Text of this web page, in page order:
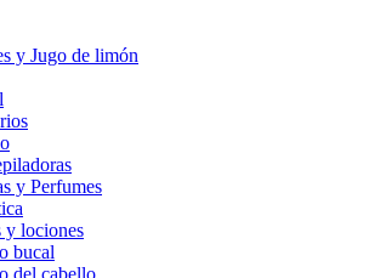
y Jugo de limón
y Perfumes
y lociones
bucal
del cabello